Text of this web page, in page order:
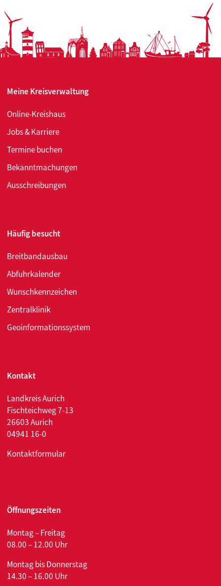
Meine Kreisverwaltung
Online-Kreishaus
Jobs & Karriere
Termine buchen
Bekanntmachungen
Ausschreibungen
Häufig besucht
Breitbandausbau
Abfuhrkalender
Wunschkennzeichen
Zentralklinik
Geoinformationssystem
Kontakt
Landkreis Aurich
Fischteichweg 7-13
26603 Aurich
04941 16-0
Kontaktformular
Öffnungszeiten
Montag – Freitag
08.00 – 12.00 Uhr
Montag bis Donnerstag
14.30 – 16.00 Uhr